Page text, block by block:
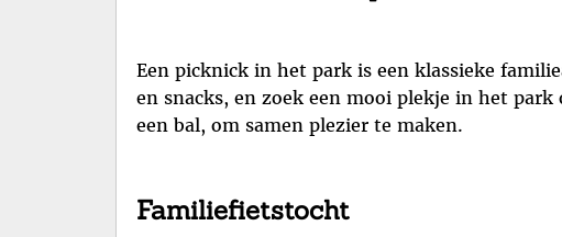
Een picknick in het park is een klassieke
en snacks, en zoek een mooi plekje in het
een bal, om samen plezier te maken.
Familiefietstocht